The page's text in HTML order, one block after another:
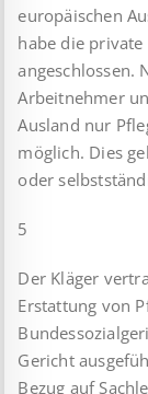
europäischen
habe die
angeschlossen.
Arbeitnehmer
Ausland nur
möglich. Dies
oder
5
Der Kläger
Erstattung von
Gericht
Bezug auf